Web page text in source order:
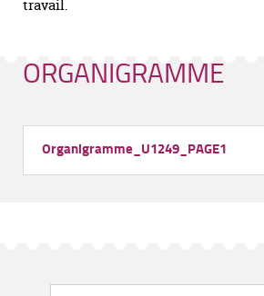
travail.
ORGANIGRAMME
Organigramme_U1249_PAGE1